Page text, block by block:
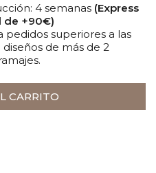
4 semanas (Express
de +90€)
pedidos superiores a las
de más de 2
CARRITO